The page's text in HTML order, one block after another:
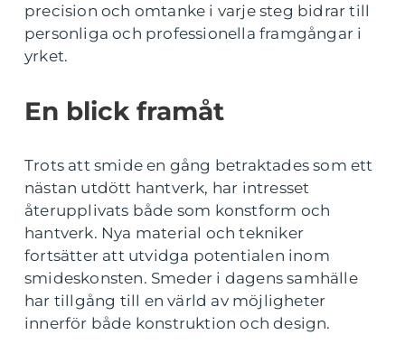
precision och omtanke i varje steg bidrar till
personliga och professionella framgångar i
yrket.
En blick framåt
Trots att smide en gång betraktades som ett
nästan utdött hantverk, har intresset
återupplivats både som konstform och
hantverk. Nya material och tekniker
fortsätter att utvidga potentialen inom
smideskonsten. Smeder i dagens samhälle
har tillgång till en värld av möjligheter
innerför både konstruktion och design.